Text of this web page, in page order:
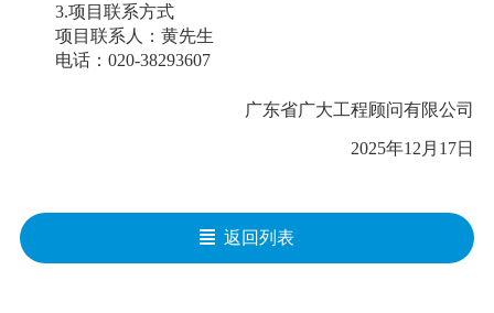
3.项目联系方式
项目联系人： 黄先生
电话： 020-38293607
广东省广大工程顾问有限公司
2025年12月17日
返回列表